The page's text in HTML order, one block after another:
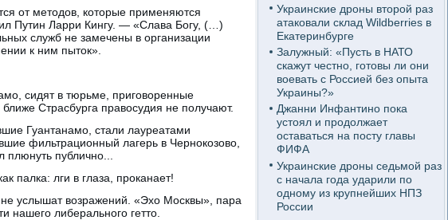
от методов, которые применяются
Путин Ларри Кингу. — «Слава Богу, (…)
служб не замечены в организации
к ним пыток».
сидят в тюрьме, приговоренные
Страсбурга правосудия не получают.
Гуантанамо, стали лауреатами
фильтрационный лагерь в Чернокозово,
плюнуть публично...
палка: лги в глаза, проканает!
услышат возражений. «Эхо Москвы», пара
либерального гетто.
Украинские дроны второй раз
атаковали склад Wildberries в
Екатеринбурге
Залужный: «Пусть в НАТО
скажут честно, готовы ли они
воевать с Россией без опыта
Украины?»
Джанни Инфантино пока
устоял и продолжает
оставаться на посту главы
ФИФА
Украинские дроны седьмой раз
с начала года ударили по
одному из крупнейших НПЗ
России